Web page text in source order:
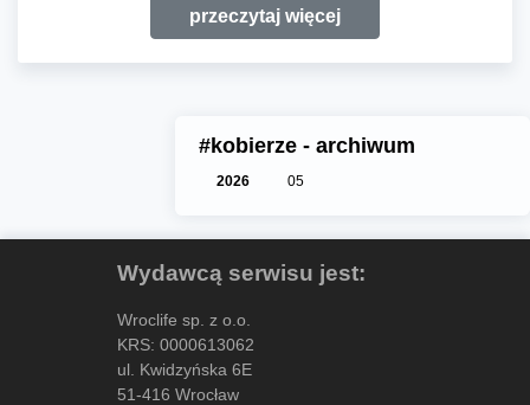
przeczytaj więcej
#kobierze - archiwum
2026 05
Wydawcą serwisu jest:
Wroclife sp. z o.o.
KRS: 0000613062
ul. Kwidzyńska 6E
51-416 Wrocław